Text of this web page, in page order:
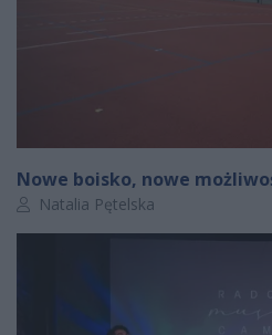
Nowe boisko, nowe
Autor artykułu:
Natalia Pętelska